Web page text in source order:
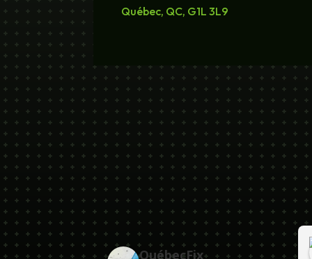
Québec, QC, G1L 3L9
QuébecFix
Ricardo Talbot